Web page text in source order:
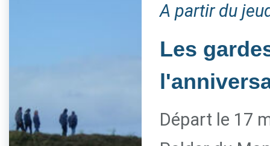
A partir du
Les
Départ le 17